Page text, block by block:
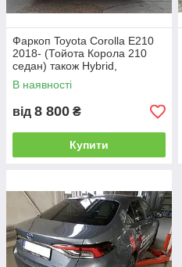
Більш зручними у
1.Горизонтальний
Фаркоп Toyota Corolla E210
2018- (Тойота Корола 210
седан) також Hybrid,
оцинкований
В наявності
від 8 800 ₴
Купити